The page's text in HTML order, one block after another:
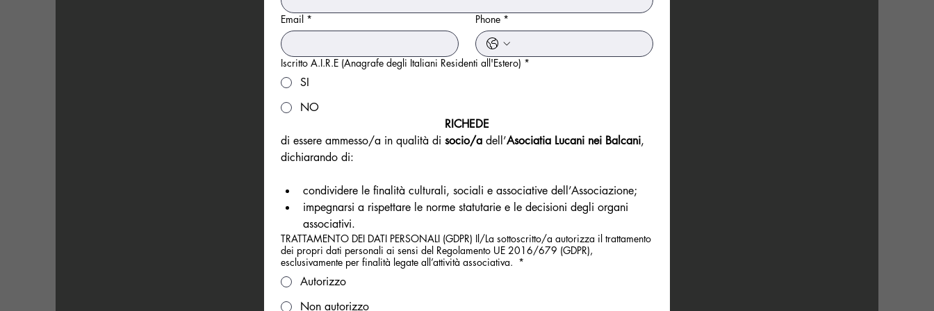
Email * Phone *
Iscritto A.I.R.E (Anagrafe degli Italiani Residenti all'Estero) *
SI
NO
RICHEDE
di essere ammesso/a in qualità di socio/a dell’Asociatia Lucani nei Balcani,
dichiarando di:
condividere le finalità culturali, sociali e associative dell’Associazione;
impegnarsi a rispettare le norme statutarie e le decisioni degli organi
associativi.
TRATTAMENTO DEI DATI PERSONALI (GDPR) Il/La sottoscritto/a autorizza il trattamento
dei propri dati personali ai sensi del Regolamento UE 2016/679 (GDPR),
esclusivamente per finalità legate all’attività associativa. *
Autorizzo
Non autorizzo